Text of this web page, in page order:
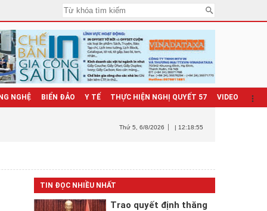
NGHỆ BIỂN ĐẢO Y TẾ THỰC HIỆN NGHỊ QUYẾT 57 VIDEO
Thứ 5 , 6/8/2026 | 12:18:56
TIN ĐỌC NHIỀU NHẤT
Trao quyết định thăng